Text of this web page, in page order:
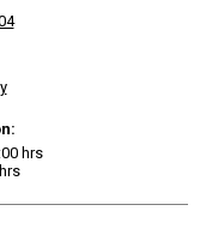
hrs